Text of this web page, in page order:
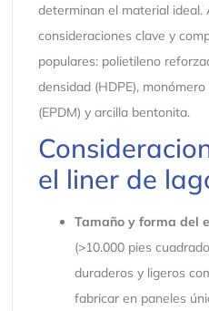
determinan el material ideal.
consideraciones clave y
populares: polietileno
densidad (HDPE),
(EPDM) y arcilla bentonita.
el liner de
Tamaño y forma del
(>10.000 pies
duraderos y ligeros
fabricar en paneles